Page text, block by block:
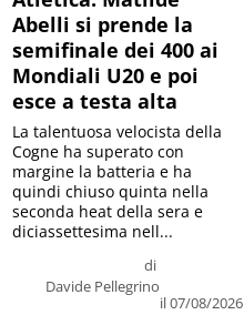
Abelli si prende la
semifinale dei 400 ai
Mondiali U20 e poi
esce a testa alta
di
Davide Pellegrino
il 07/08/2026
La talentuosa velocista della
Cogne ha superato con
margine la batteria e ha
quindi chiuso quinta nella
seconda heat della sera e
diciassettesima nell...